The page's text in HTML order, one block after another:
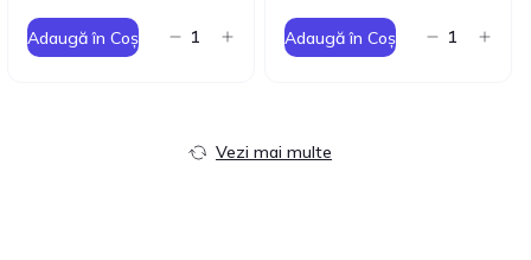
Adaugă în Coș Adaugă în Coș
Vezi mai multe